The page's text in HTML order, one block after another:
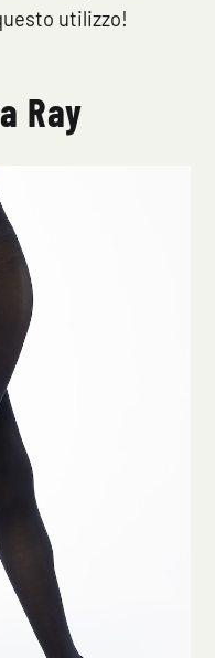
utilizzo!
Ray